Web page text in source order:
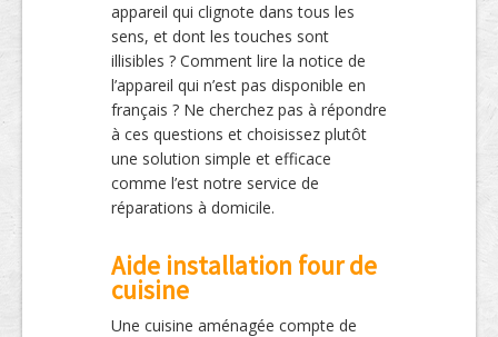
appareil qui clignote dans tous les
sens, et dont les touches sont
illisibles ? Comment lire la notice de
l’appareil qui n’est pas disponible en
français ? Ne cherchez pas à répondre
à ces questions et choisissez plutôt
une solution simple et efficace
comme l’est notre service de
réparations à domicile.
Aide installation four de
cuisine
Une cuisine aménagée compte de